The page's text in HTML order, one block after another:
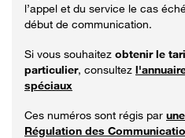
l’appel et du service le cas
début de communication.
Si vous souhaitez obtenir le
particulier, consultez
spéciaux
Ces numéros sont régis par
Régulation des